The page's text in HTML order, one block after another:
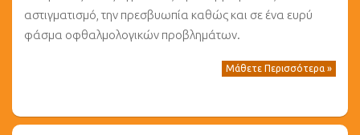
αστιγματισμό, την πρεσβυωπία καθώς και σε ένα ευρύ
φάσμα οφθαλμολογικών προβλημάτων.
Μάθετε Περισσότερα »